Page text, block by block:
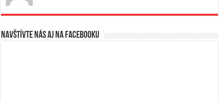
Navštívte nás aj na Facebooku